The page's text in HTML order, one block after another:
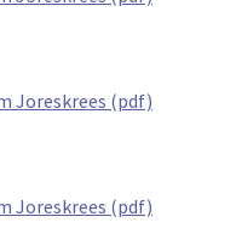
Joreskrees (pdf)
Joreskrees (pdf)